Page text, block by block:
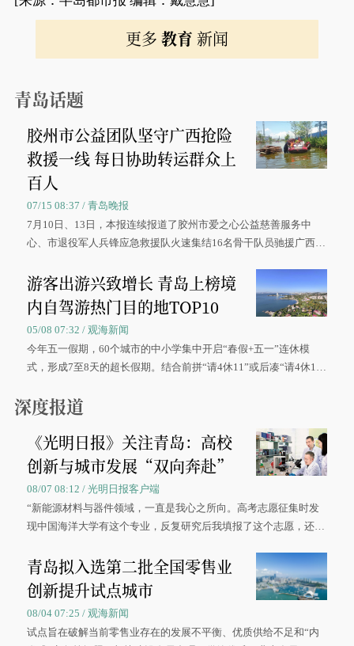
更多 教育 新闻
青岛话题
胶州市公益团队坚守广西抢险
救援一线 每日协助转运群众上
百人
07/15 08:37 / 青岛晚报
7月10日、13日，本报连续报道了胶州市爱之心公益慈善服务中
心、市退役军人兵锋应急救援队火速集结16名骨干队员驰援广西灾
游客出游兴致增长 青岛上榜境
内自驾游热门目的地TOP10
05/08 07:32 / 观海新闻
今年五一假期，60个城市的中小学集中开启“春假+五一”连休模
式，形成7至8天的超长假期。结合前拼“请4休11”或后凑“请4休1
深度报道
《光明日报》关注青岛：高校
创新与城市发展“双向奔赴”
08/07 08:12 / 光明日报客户端
“新能源材料与器件领域，一直是我心之所向。高考志愿征集时发
现中国海洋大学有这个专业，反复研究后我填报了这个志愿，还真
大学材料科学与工程学院材料类专业的录取通知书。
青岛拟入选第二批全国零售业
创新提升试点城市
08/04 07:25 / 观海新闻
试点旨在破解当前零售业存在的发展不平衡、优质供给不足和“内